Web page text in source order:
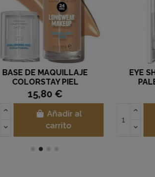
BASE DE MAQUILLAJE
COLORSTAY PIEL
NORMAL/SECA 0 220
NATURAL BEIGE REVLON
15,80 €
Añadir al
carrito
EYE